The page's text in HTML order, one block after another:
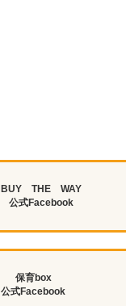
BUY THE WAY
公式Facebook
保育box
公式Facebook